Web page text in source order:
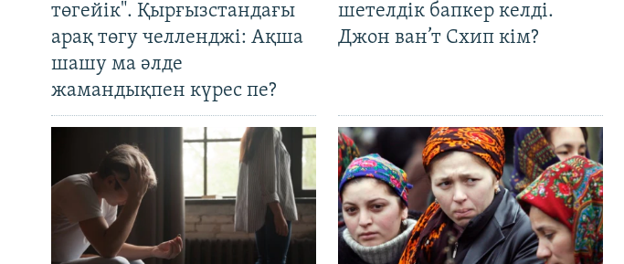
төгейік". Қырғызстандағы
арақ төгу челленджі: Ақша
шашу ма әлде
жамандықпен күрес пе?
шетелдік бапкер келді.
Джон ван’т Схип кім?